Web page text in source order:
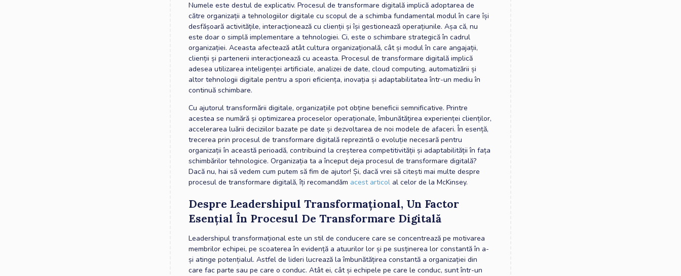
Numele este destul de explicativ. Procesul de transformare digitală implică adoptarea de
către organizații a tehnologiilor digitale cu scopul de a schimba fundamental modul în care își
desfășoară activitățile, interacționează cu clienții și își gestionează operațiunile. Așa că, nu
este doar o simplă implementare a tehnologiei. Ci, este o schimbare strategică în cadrul
organizației. Aceasta afectează atât cultura organizațională, cât și modul în care angajații,
clienții și partenerii interacționează cu aceasta. Procesul de transformare digitală implică
adesea utilizarea inteligenței artificiale, analizei de date, cloud computing, automatizării și
altor tehnologii digitale pentru a spori eficiența, inovația și adaptabilitatea într-un mediu în
continuă schimbare.
Cu ajutorul transformării digitale, organizațiile pot obține beneficii semnificative. Printre
acestea se numără și optimizarea proceselor operaționale, îmbunătățirea experienței clienților,
accelerarea luării deciziilor bazate pe date și dezvoltarea de noi modele de afaceri. În esență,
trecerea prin procesul de transformare digitală reprezintă o evoluție necesară pentru
organizații în această perioadă, contribuind la creșterea competitivității și adaptabilității în fața
schimbărilor tehnologice. Organizația ta a început deja procesul de transformare digitală?
Dacă nu, hai să vedem cum putem să fim de ajutor! Și, dacă vrei să citești mai multe despre
procesul de transformare digitală, îți recomandăm acest articol al celor de la McKinsey.
Despre Leadershipul Transformațional, Un Factor
Esențial În Procesul De Transformare Digitală
Leadershipul transformațional este un stil de conducere care se concentrează pe motivarea
membrilor echipei, pe scoaterea în evidență a atuurilor lor și pe susținerea lor constantă în a-
și atinge potențialul. Astfel de lideri lucrează la îmbunătățirea constantă a organizației din
care fac parte sau pe care o conduc. Atât ei, cât și echipele pe care le conduc, sunt într-un